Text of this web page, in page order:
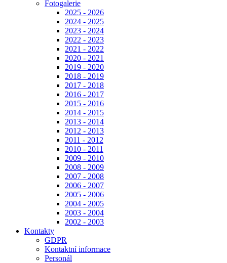
Fotogalerie
2025 - 2026
2024 - 2025
2023 - 2024
2022 - 2023
2021 - 2022
2020 - 2021
2019 - 2020
2018 - 2019
2017 - 2018
2016 - 2017
2015 - 2016
2014 - 2015
2013 - 2014
2012 - 2013
2011 - 2012
2010 - 2011
2009 - 2010
2008 - 2009
2007 - 2008
2006 - 2007
2005 - 2006
2004 - 2005
2003 - 2004
2002 - 2003
Kontakty
GDPR
Kontaktní informace
Personál